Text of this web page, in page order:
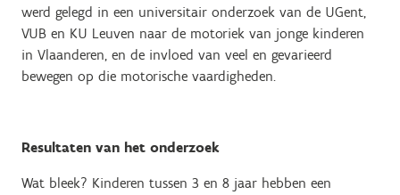
werd gelegd in een universitair onderzoek van de UGent,
VUB en KU Leuven naar de motoriek van jonge kinderen
in Vlaanderen, en de invloed van veel en gevarieerd
bewegen op die motorische vaardigheden.
Resultaten van het onderzoek
Wat bleek? Kinderen tussen 3 en 8 jaar hebben een